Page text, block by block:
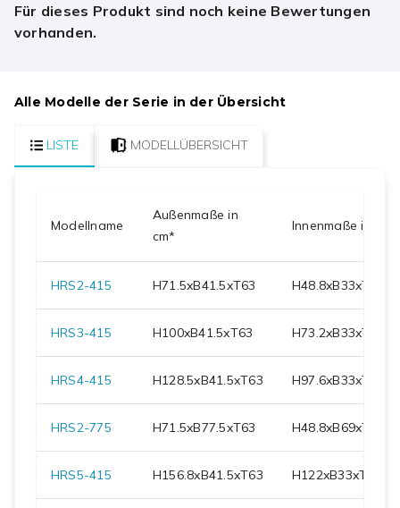
Für dieses Produkt sind noch keine Bewertungen
vorhanden.
Alle Modelle der Serie in der Übersicht
LISTE MODELLÜBERSICHT
Modellname
Außenmaße in
cm*
Innenmaße in cm
HRS2-415 H71.5xB41.5xT63 H48.8xB33xT
HRS3-415 H100xB41.5xT63 H73.2xB33xT
HRS4-415 H128.5xB41.5xT63 H97.6xB33xT
HRS2-775 H71.5xB77.5xT63 H48.8xB69xT
HRS5-415 H156.8xB41.5xT63 H122xB33xT